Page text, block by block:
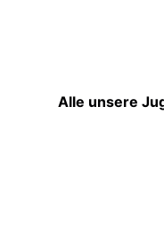
Alle unsere